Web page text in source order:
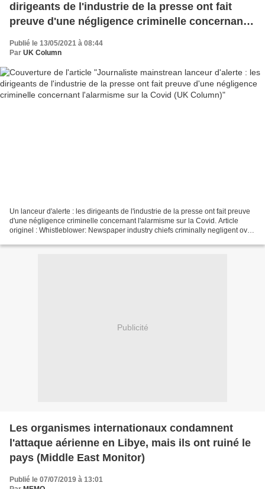
dirigeants de l'industrie de la presse ont fait
preuve d'une négligence criminelle concernant
l'alarmisme sur la Covid (UK Column)
Publié le 13/05/2021 à 08:44
Par UK Column
Un lanceur d'alerte : les dirigeants de l'industrie de la presse ont fait preuve
d'une négligence criminelle concernant l'alarmisme sur la Covid. Article
originel : Whistleblower: Newspaper industry chiefs criminally negligent over
Publicité
Les organismes internationaux condamnent
l'attaque aérienne en Libye, mais ils ont ruiné le
pays (Middle East Monitor)
Publié le 07/07/2019 à 13:01